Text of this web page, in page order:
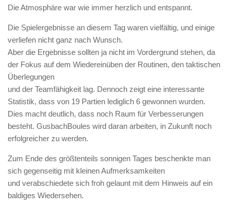
Die Atmosphäre war wie immer herzlich und entspannt.
Die Spielergebnisse an diesem Tag waren vielfältig, und einige
verliefen nicht ganz nach Wunsch.
Aber die Ergebnisse sollten ja nicht im Vordergrund stehen, da
der Fokus auf dem Wiedereinüben der Routinen, den taktischen
Überlegungen
und der Teamfähigkeit lag. Dennoch zeigt eine interessante
Statistik, dass von 19 Partien lediglich 6 gewonnen wurden.
Dies macht deutlich, dass noch Raum für Verbesserungen
besteht. GusbachBoules wird daran arbeiten, in Zukunft noch
erfolgreicher zu werden.
Zum Ende des größtenteils sonnigen Tages beschenkte man
sich gegenseitig mit kleinen Aufmerksamkeiten
und verabschiedete sich froh gelaunt mit dem Hinweis auf ein
baldiges Wiedersehen.